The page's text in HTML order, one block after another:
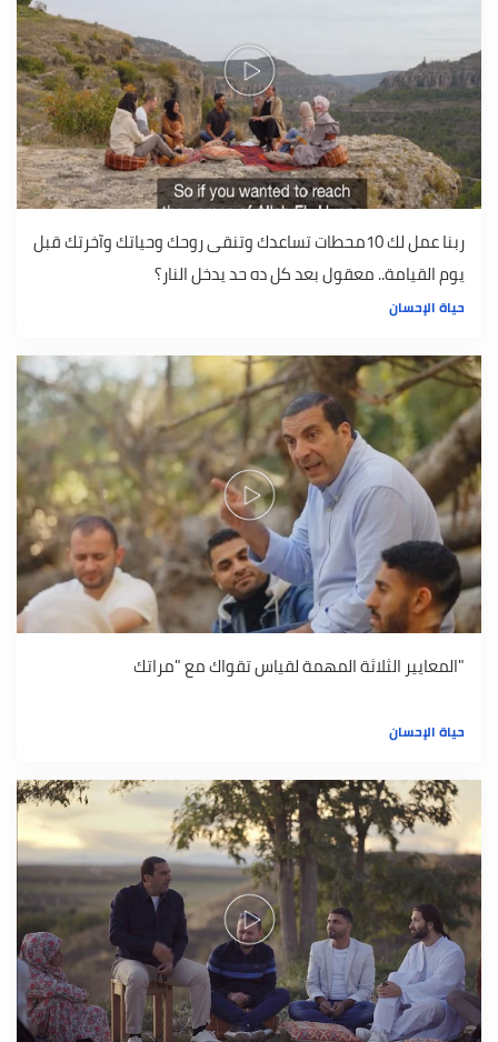
ربنا عمل لك 10محطات تساعدك وتنقى روحك وحياتك وآخرتك قبل
يوم القيامة.. معقول بعد كل ده حد يدخل النار؟
حياة الإحسان
"المعايير الثلاثة المهمة لقياس تقواك مع "مراتك
حياة الإحسان